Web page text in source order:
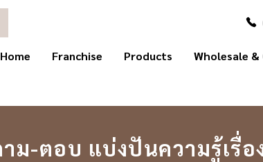
Home Franchise Products Wholesale &
ม-ตอบ แบ่งปันความรู้เรื่อ